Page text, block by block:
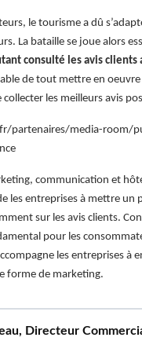
le tourisme a dû
La bataille se joue alors
consulté les avis clients
de tout mettre en
les meilleurs avis
partenaires/media-room/
communication et
les entreprises à mettre un
sur les avis clients.
pour les
les entreprises à
forme de marketing.
Directeur